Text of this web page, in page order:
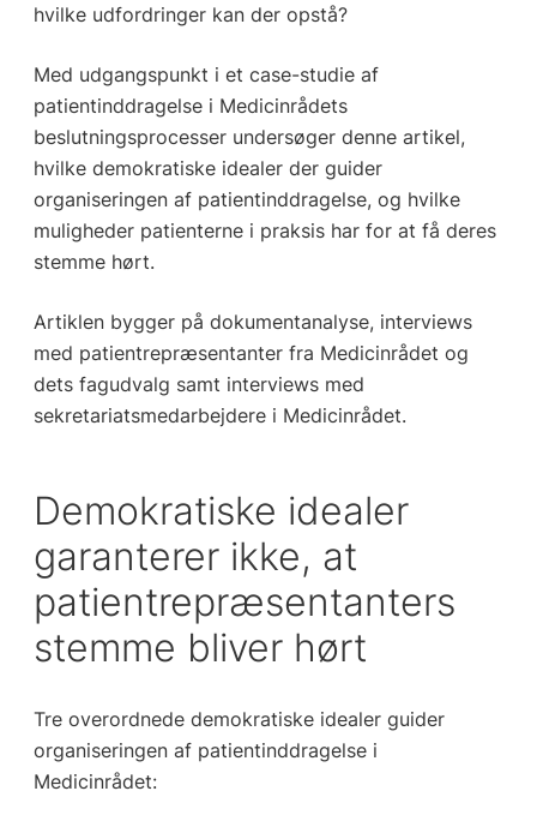
hvilke udfordringer kan der opstå?
Med udgangspunkt i et case-studie af
patientinddragelse i Medicinrådets
beslutningsprocesser undersøger denne artikel,
hvilke demokratiske idealer der guider
organiseringen af patientinddragelse, og hvilke
muligheder patienterne i praksis har for at få deres
stemme hørt.
Artiklen bygger på dokumentanalyse, interviews
med patientrepræsentanter fra Medicinrådet og
dets fagudvalg samt interviews med
sekretariatsmedarbejdere i Medicinrådet.
Demokratiske idealer
garanterer ikke, at
patientrepræsentanters
stemme bliver hørt
Tre overordnede demokratiske idealer guider
organiseringen af patientinddragelse i
Medicinrådet: